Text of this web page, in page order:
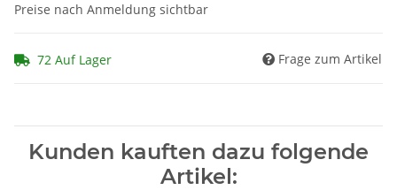
Preise nach Anmeldung sichtbar
72 Auf Lager Frage zum Artikel
Kunden kauften dazu folgende
Artikel: